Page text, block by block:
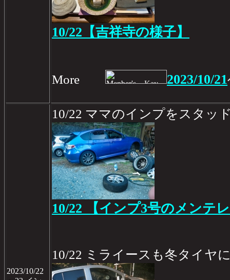
10/22【吉祥寺の様子】
More 2023/10/21
2023/10/22
10/22 ママのインプをスタッ
10/22 【インプ3号のメンテ
10/22 ミライースも冬タイヤ